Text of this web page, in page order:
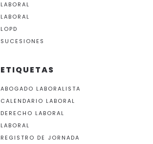
LABORAL
LABORAL
LOPD
SUCESIONES
ETIQUETAS
ABOGADO LABORALISTA
CALENDARIO LABORAL
DERECHO LABORAL
LABORAL
REGISTRO DE JORNADA